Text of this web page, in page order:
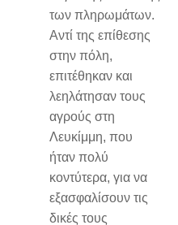
των πληρωμάτων.
Αντί της επίθεσης
στην πόλη,
επιτέθηκαν και
λεηλάτησαν τους
αγρούς στη
Λευκίμμη, που
ήταν πολύ
κοντύτερα, για να
εξασφαλίσουν τις
δικές τους